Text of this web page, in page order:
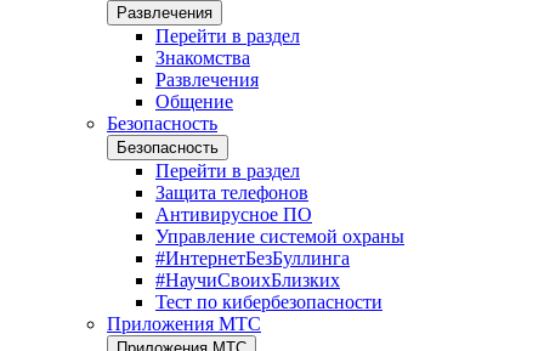
Развлечения
Перейти в раздел
Знакомства
Развлечения
Общение
Безопасность
Безопасность
Перейти в раздел
Защита телефонов
Антивирусное ПО
Управление системой охраны
#ИнтернетБезБуллинга
#НаучиСвоихБлизких
Тест по кибербезопасности
Приложения МТС